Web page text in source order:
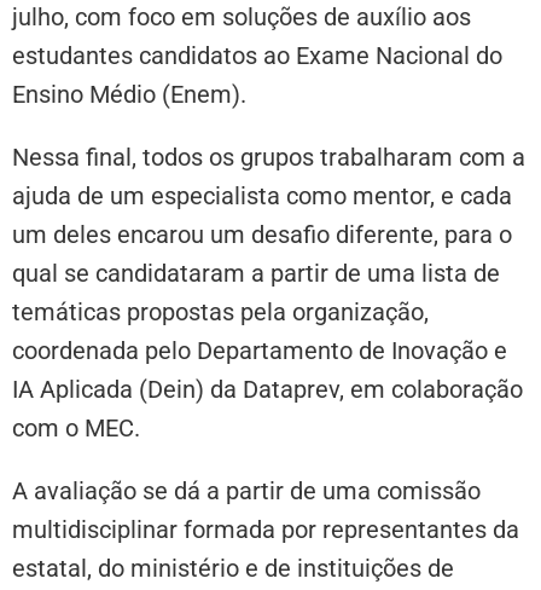
julho, com foco em soluções de auxílio aos
estudantes candidatos ao Exame Nacional do
Ensino Médio (Enem).
Nessa final, todos os grupos trabalharam com a
ajuda de um especialista como mentor, e cada
um deles encarou um desafio diferente, para o
qual se candidataram a partir de uma lista de
temáticas propostas pela organização,
coordenada pelo Departamento de Inovação e
IA Aplicada (Dein) da Dataprev, em colaboração
com o MEC.
A avaliação se dá a partir de uma comissão
multidisciplinar formada por representantes da
estatal, do ministério e de instituições de